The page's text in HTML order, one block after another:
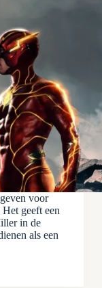
voor
geeft een
in de
als een